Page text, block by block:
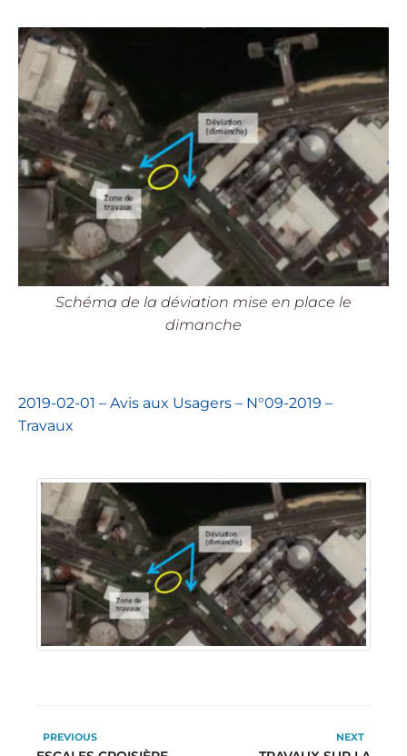
Schéma de la déviation mise en place le
dimanche
2019-02-01 – Avis aux Usagers – N°09-2019 –
Travaux
PREVIOUS NEXT